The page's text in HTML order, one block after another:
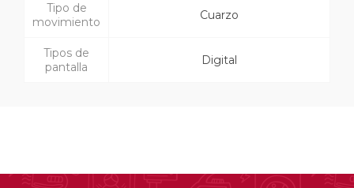
Tipo de
movimiento
Cuarzo
Tipos de
pantalla
Digital